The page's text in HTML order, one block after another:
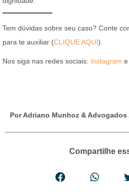
Tem dúvidas sobre seu caso? Conte
para te auxiliar (CLIQUE AQUI).
Nos siga nas redes sociais: instagram e
Por Adriano Munhoz &
Compartilhe